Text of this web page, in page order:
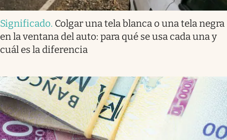
Significado. Colgar una tela blanca o una tela negra
en la ventana del auto: para qué se usa cada una y
cuál es la diferencia